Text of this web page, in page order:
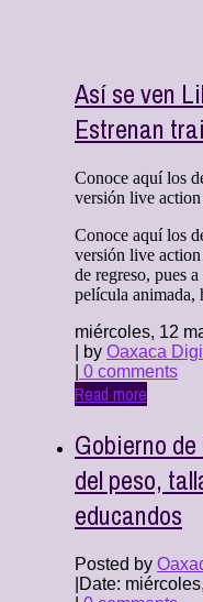
Así se ven
Estrenan
Conoce aquí los
versión live
Conoce aquí los
versión live
de regreso, pues
película animada,
miércoles, 12
| by Oaxaca
0 comments
Read more
Gobierno
del peso,
educandos
Posted by
Date: